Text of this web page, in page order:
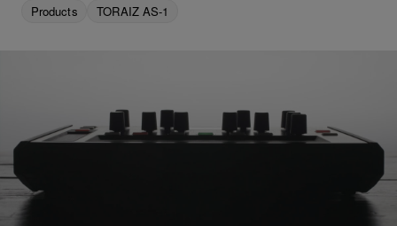
Products TORAIZ AS-1